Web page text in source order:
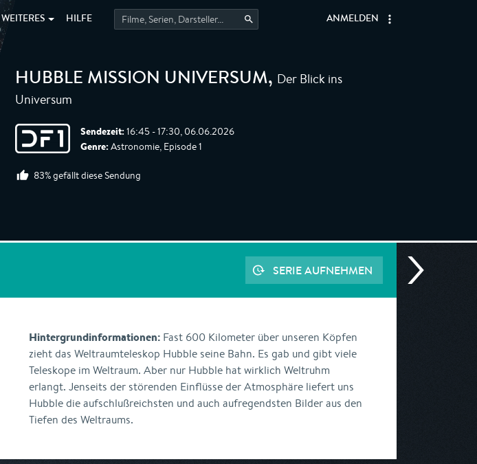
WEITERES HILFE ANMELDEN
HUBBLE MISSION UNIVERSUM, Der Blick ins
Universum
Sendezeit: 16:45 - 17:30, 06.06.2026
Genre: Astronomie, Episode 1
83% gefällt diese Sendung
SERIE AUFNEHMEN
Hintergrundinformationen: Fast 600 Kilometer über unseren Köpfen
zieht das Weltraumteleskop Hubble seine Bahn. Es gab und gibt viele
Teleskope im Weltraum. Aber nur Hubble hat wirklich Weltruhm
erlangt. Jenseits der störenden Einflüsse der Atmosphäre liefert uns
Hubble die aufschlußreichsten und auch aufregendsten Bilder aus den
Tiefen des Weltraums.